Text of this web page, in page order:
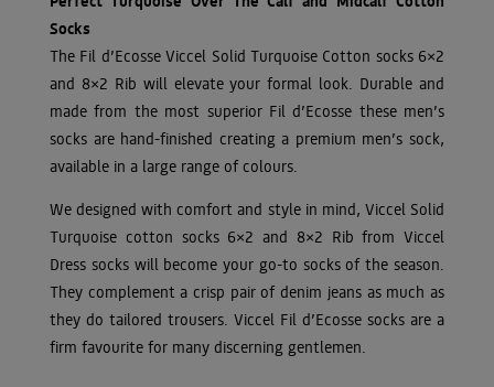
Socks
The Fil d’Ecosse Viccel Solid Turquoise Cotton socks 6×2
and 8×2 Rib will elevate your formal look. Durable and
made from the most superior Fil d’Ecosse these men’s
socks are hand-finished creating a premium men’s sock,
available in a large range of colours.
We designed with comfort and style in mind, Viccel Solid
Turquoise cotton socks 6×2 and 8×2 Rib from Viccel
Dress socks will become your go-to socks of the season.
They complement a crisp pair of denim jeans as much as
they do tailored trousers. Viccel Fil d’Ecosse socks are a
firm favourite for many discerning gentlemen.